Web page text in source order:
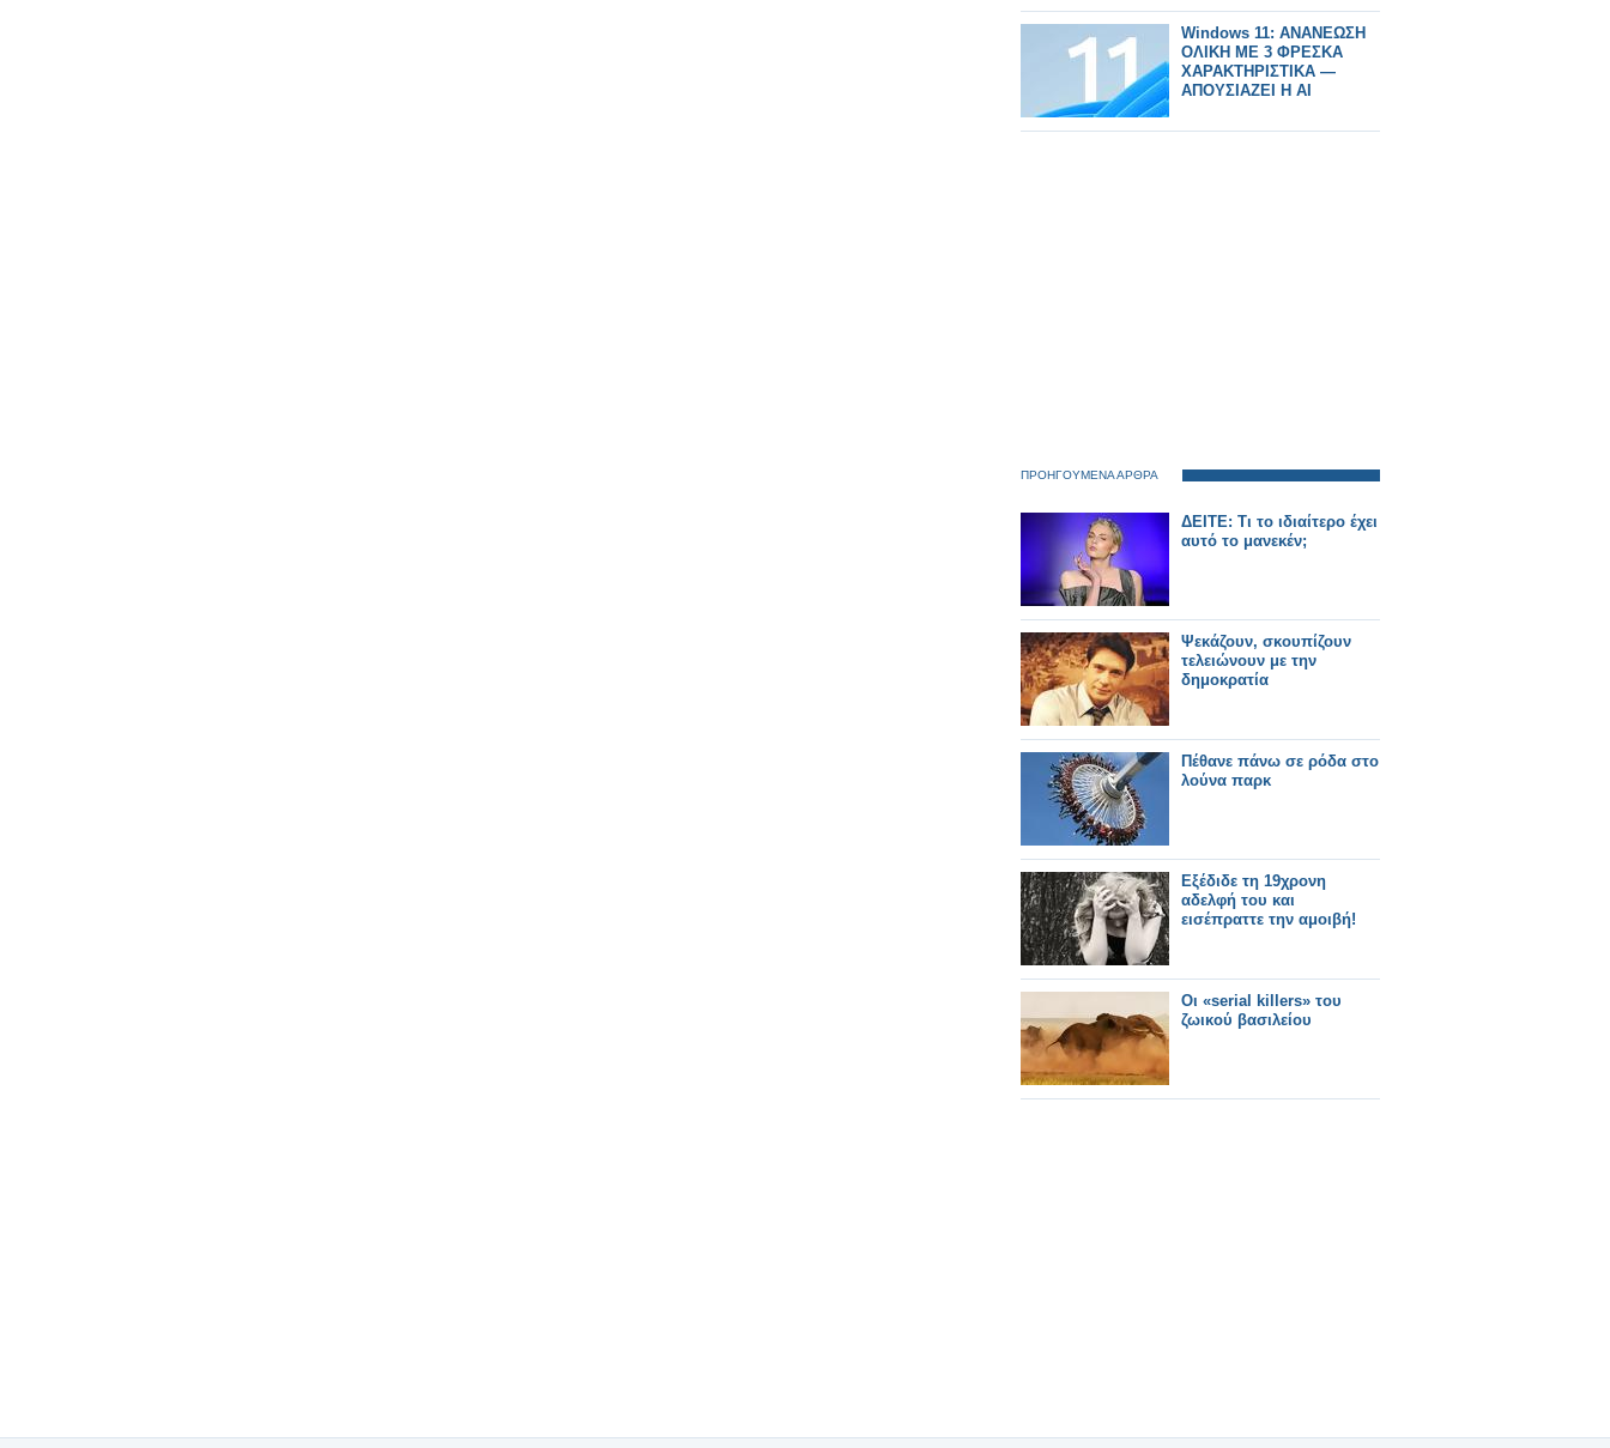
Windows 11: ΑΝΑΝΕΩΣΗ
ΟΛΙΚΗ ΜΕ 3 ΦΡΕΣΚΑ
ΧΑΡΑΚΤΗΡΙΣΤΙΚΑ —
ΑΠΟΥΣΙΑΖΕΙ Η AI
ΠΡΟΗΓΟΥΜΕΝΑ ΑΡΘΡΑ
ΔΕΙΤΕ: Τι το ιδιαίτερο έχει
αυτό το μανεκέν;
Ψεκάζουν, σκουπίζουν
τελειώνουν με την
δημοκρατία
Πέθανε πάνω σε ρόδα στο
λούνα παρκ
Εξέδιδε τη 19χρονη
αδελφή του και
εισέπραττε την αμοιβή!
Οι «serial killers» του
ζωικού βασιλείου